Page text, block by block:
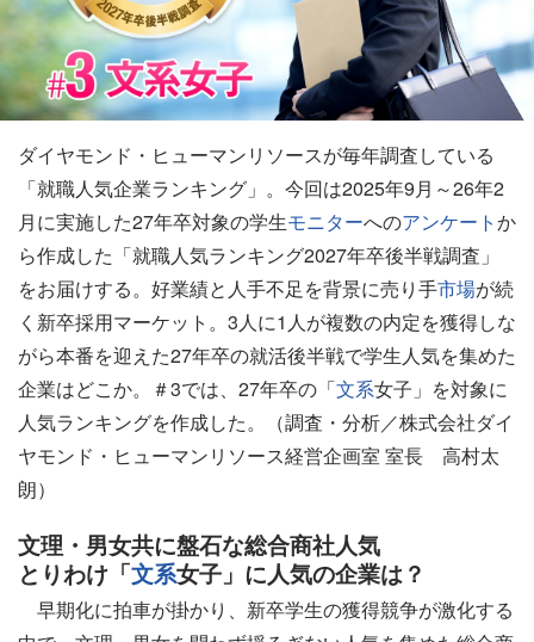
ダイヤモンド・ヒューマンリソースが毎年調査している
「就職人気企業ランキング」。今回は2025年9月～26年2
月に実施した27年卒対象の学生モニターへのアンケートか
ら作成した「就職人気ランキング2027年卒後半戦調査」
をお届けする。好業績と人手不足を背景に売り手市場が続
く新卒採用マーケット。3人に1人が複数の内定を獲得しな
がら本番を迎えた27年卒の就活後半戦で学生人気を集めた
企業はどこか。＃3では、27年卒の「文系女子」を対象に
人気ランキングを作成した。（調査・分析／株式会社ダイ
ヤモンド・ヒューマンリソース経営企画室 室長 高村太
朗）
文理・男女共に盤石な総合商社人気
とりわけ「文系女子」に人気の企業は？
早期化に拍車が掛かり、新卒学生の獲得競争が激化する